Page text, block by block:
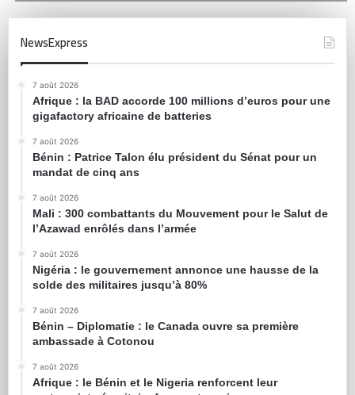
NewsExpress
7 août 2026
Afrique : la BAD accorde 100 millions d’euros pour une
gigafactory africaine de batteries
7 août 2026
Bénin : Patrice Talon élu président du Sénat pour un
mandat de cinq ans
7 août 2026
Mali : 300 combattants du Mouvement pour le Salut de
l’Azawad enrôlés dans l’armée
7 août 2026
Nigéria : le gouvernement annonce une hausse de la
solde des militaires jusqu’à 80%
7 août 2026
Bénin – Diplomatie : le Canada ouvre sa première
ambassade à Cotonou
7 août 2026
Afrique : le Bénin et le Nigeria renforcent leur